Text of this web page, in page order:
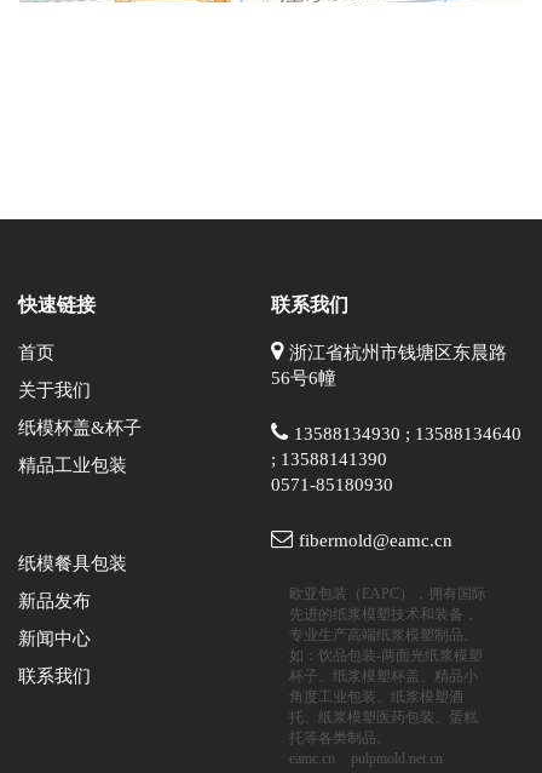
快速链接
首页
关于我们
纸模杯盖&杯子
精品工业包装
纸模餐具包装
新品发布
新闻中心
联系我们
联系我们
浙江省杭州市钱塘区东晨路
56号6幢
13588134930 ; 13588134640
; 13588141390
0571-85180930
fibermold@eamc.cn
欧亚包装（EAPC），拥有国际
先进的纸浆模塑技术和装备，
专业生产高端纸浆模塑制品。
如：饮品包装-两面光纸浆模塑
杯子、纸浆模塑杯盖、精品小
角度工业包装、纸浆模塑酒
托、纸浆模塑医药包装、蛋糕
托等各类制品。
eamc.cn
pulpmold.net.cn